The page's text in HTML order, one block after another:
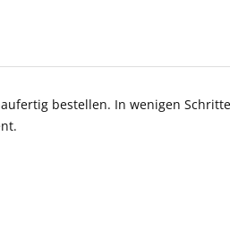
bestellen. In wenigen